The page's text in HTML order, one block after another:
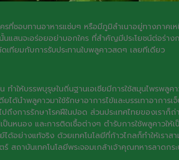
ชอบทานอาหารแซ่บๆ หรือมีภูมิลำเนาอยู่ทางภาค
นแสนจะอร่อยอย่าบอกใคร ที่สำคัญมีประโยชน์ต่อร่
ทียมกับการรับประทานใบพลูคาวสดๆ เลยทีเดียว
ำให้บรรพบุรุษในถิ่นฐานเอเชียมีการใช้สมุนไพรพลู
ด้นำพลูคาวมาใช้รักษาอาการไข้และบรรเทาอาการ
ถึงการรักษาโรคฝีในปอด ส่วนประเทศไทยของเร
นหนอง และการติดเชื้อต่างๆ ตำรับการใช้พลูคาว
ได้อย่างแท้จริง ด้วยเทคโนโลยีที่ก้าวไกลก็ทำให้เ
ถาบันเทคโนโลยีพระจอมเกล้าเจ้าคุณทหารลาดก